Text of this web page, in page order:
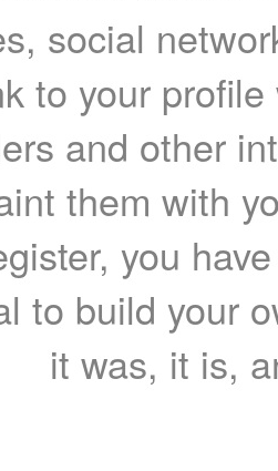
social
to your
and other
them with
you
to build your
it was, it is,